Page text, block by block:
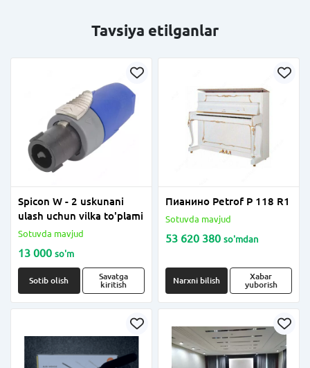
Tavsiya etilganlar
Spicon W - 2 uskunani
ulash uchun vilka to'plami
Sotuvda mavjud
13 000 so'm
Sotib olish
Savatga
kiritish
Пианино Petrof P 118 R1
Sotuvda mavjud
53 620 380 so'mdan
Narxni bilish
Xabar
yuborish